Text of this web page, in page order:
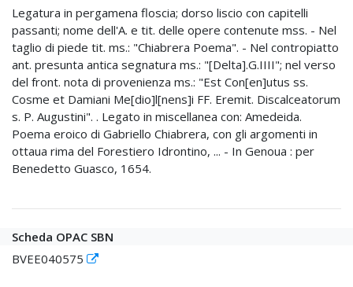
Legatura in pergamena floscia; dorso liscio con capitelli
passanti; nome dell'A. e tit. delle opere contenute mss. - Nel
taglio di piede tit. ms.: "Chiabrera Poema". - Nel contropiatto
ant. presunta antica segnatura ms.: "[Delta].G.IIII"; nel verso
del front. nota di provenienza ms.: "Est Con[en]utus ss.
Cosme et Damiani Me[dio]l[nens]i FF. Eremit. Discalceatorum
s. P. Augustini". . Legato in miscellanea con: Amedeida.
Poema eroico di Gabriello Chiabrera, con gli argomenti in
ottaua rima del Forestiero Idrontino, ... - In Genoua : per
Benedetto Guasco, 1654.
Scheda OPAC SBN
BVEE040575